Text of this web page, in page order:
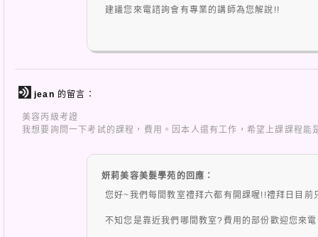
建議您來電諮詢會有專業的講師為您解說!!
jean 的留言：
美容丙級考證
我想要詢問一下考試的課程，費用。因本人還有工作，希望上課課程能
妍莉美容美髮學苑的回應：
您好~我們每間教室禮拜六都有開課喔!!禮拜日目前
不知您是靠近我們哪間教室?費用的部份歡迎您來